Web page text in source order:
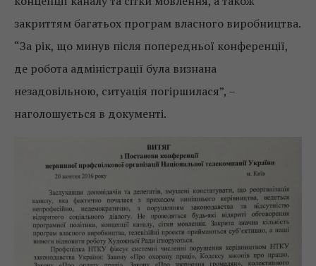
закриттям багатьох програм власного виробництва.
“За рік, що минув після попередньої конференції,
де робота адміністрації була визнана
незадовільною, ситуація погіршилася”, –
наголошується в документі.